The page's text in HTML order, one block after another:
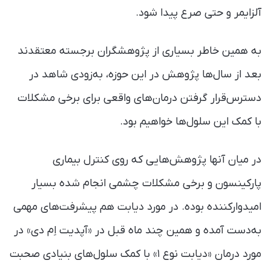
آلزایمر و حتی صرع پیدا شود.
به همین خاطر بسیاری از پژوهشگران برجسته معتقدند
بعد از سال‌ها پژوهش در این حوزه، به‌زودی شاهد در
دسترس‌قرار گرفتن درمان‌های واقعی برای برخی مشکلات
با کمک این سلول‌ها خواهیم بود.
در میان آنها پژوهش‌هایی که روی کنترل بیماری
پارکینسون و برخی مشکلات چشمی انجام شده بسیار
امیدوار‌کننده بوده. در مورد دیابت‌ هم پیشرفت‌های مهمی
به‌دست آمده و همین چند ماه قبل در «آپدیت اِم دی» در
مورد درمان «دیابت نوع ۱» با کمک سلول‌های بنیادی صحبت